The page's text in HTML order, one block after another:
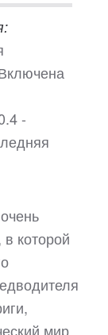
-
которой
мир